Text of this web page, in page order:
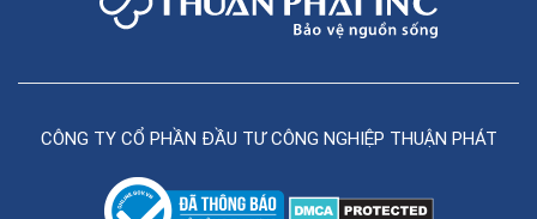
CÔNG TY CỔ PHẦN ĐẦU TƯ CÔNG NGHIỆP THUẬN PHÁT